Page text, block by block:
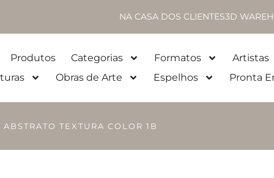
NA CASA DOS CLIENTES3D
Produtos Categorias Formatos Artistas
Obras de Arte Espelhos Pronta
TEXTURA COLOR 1B